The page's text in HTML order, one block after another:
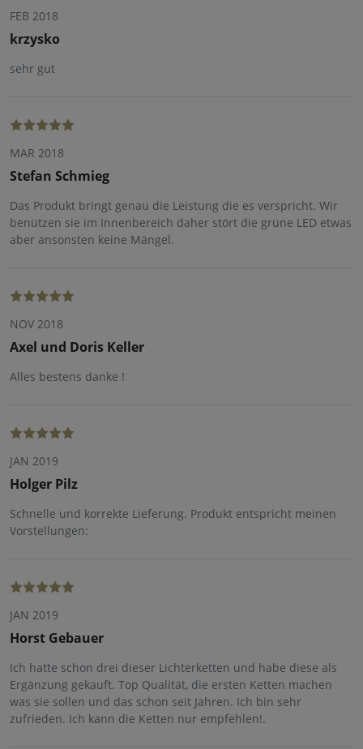
FEB 2018
krzysko
sehr gut
MAR 2018
Stefan Schmieg
Das Produkt bringt genau die Leistung die es verspricht. Wir
benützen sie im Innenbereich daher stört die grüne LED etwas
aber ansonsten keine Mängel.
NOV 2018
Axel und Doris Keller
Alles bestens danke !
JAN 2019
Holger Pilz
Schnelle und korrekte Lieferung. Produkt entspricht meinen
Vorstellungen:
JAN 2019
Horst Gebauer
Ich hatte schon drei dieser Lichterketten und habe diese als
Ergänzung gekauft. Top Qualität, die ersten Ketten machen
was sie sollen und das schon seit Jahren. Ich bin sehr
zufrieden. Ich kann die Ketten nur empfehlen!.